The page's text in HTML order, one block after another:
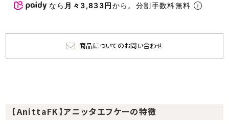
なら 月々3,833円から。分割手数料無料
商品についてのお問い合わせ
【AnittaFK】アニッタエフケーの特徴